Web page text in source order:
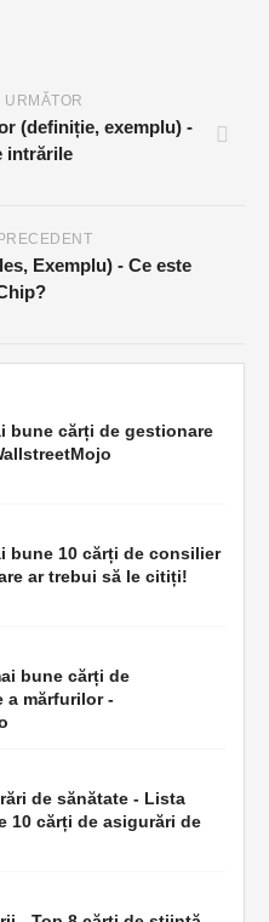
(definiție, exemplu) -
intrările
Exemplu) - Ce este
bune cărți de gestionare
bune 10 cărți de consilier
ar trebui să le citiți!
bune cărți de
a mărfurilor -
de sănătate - Lista
10 cărți de asigurări de